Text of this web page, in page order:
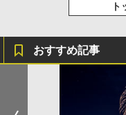
ト
おすすめ記事